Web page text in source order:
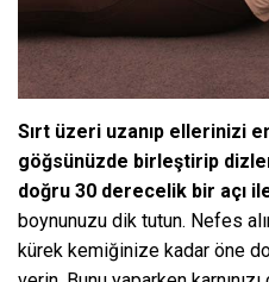
Sırt üzeri uzanıp ellerinizi
göğsünüzde birleştirip
doğru 30 derecelik bir açı ile
boynunuzu dik tutun. Nefes
kürek kemiğinize kadar öne